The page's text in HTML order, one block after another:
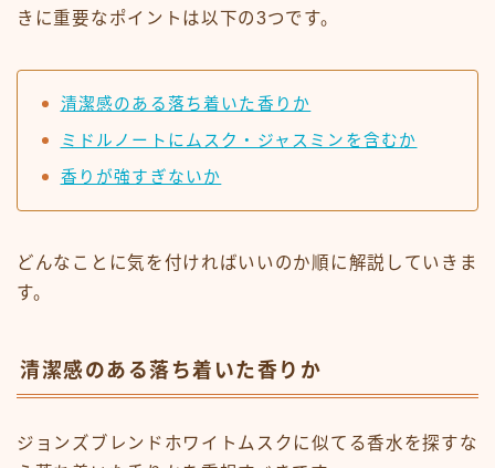
きに重要なポイントは以下の3つです。
清潔感のある落ち着いた香りか
ミドルノートにムスク・ジャスミンを含むか
香りが強すぎないか
どんなことに気を付ければいいのか順に解説していきま
す。
清潔感のある落ち着いた香りか
ジョンズブレンドホワイトムスクに似てる香水を探すな